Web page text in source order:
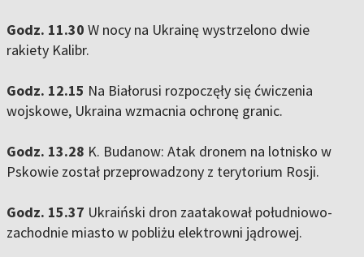
Godz. 11.30 W nocy na Ukrainę wystrzelono dwie
rakiety Kalibr.
Godz. 12.15 Na Białorusi rozpoczęły się ćwiczenia
wojskowe, Ukraina wzmacnia ochronę granic.
Godz. 13.28 K. Budanow: Atak dronem na lotnisko w
Pskowie został przeprowadzony z terytorium Rosji.
Godz. 15.37 Ukraiński dron zaatakował południowo-
zachodnie miasto w pobliżu elektrowni jądrowej.